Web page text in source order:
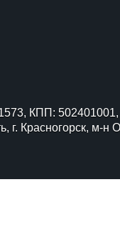
КПП:
г. Красногорск, м-н